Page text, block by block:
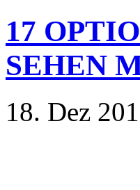
17
SEHEN
18. Dez